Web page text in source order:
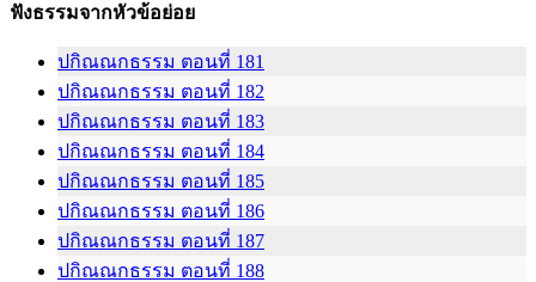
ฟังธรรมจากหัวข้อย่อย
ปกิณณกธรรม ตอนที่ 181
ปกิณณกธรรม ตอนที่ 182
ปกิณณกธรรม ตอนที่ 183
ปกิณณกธรรม ตอนที่ 184
ปกิณณกธรรม ตอนที่ 185
ปกิณณกธรรม ตอนที่ 186
ปกิณณกธรรม ตอนที่ 187
ปกิณณกธรรม ตอนที่ 188